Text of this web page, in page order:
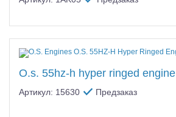
O.s. 55hz-h hyper ringed engine
Артикул: 15630 Предзаказ